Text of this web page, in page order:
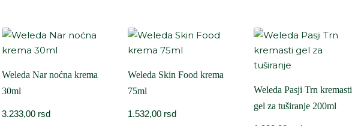
Weleda Nar noćna krema
30ml
3.233,00 rsd
Weleda Skin Food krema
75ml
1.532,00 rsd
Weleda Pasji Trn kremasti
gel za tuširanje 200ml